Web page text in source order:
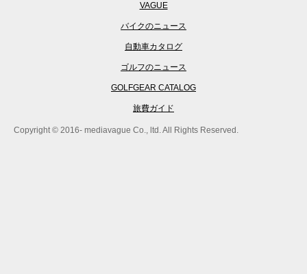
VAGUE
バイクのニュース
自動車カタログ
ゴルフのニュース
GOLFGEAR CATALOG
旅費ガイド
Copyright © 2016- mediavague Co., ltd. All Rights Reserved.